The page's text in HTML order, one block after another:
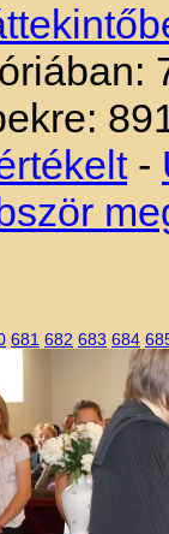
-
681 682 683 684